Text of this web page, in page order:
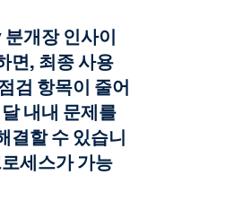
개장 인사이
면, 최종 사용
검 항목이 줄어
내내 문제를
결할 수 있습니
세스가 가능